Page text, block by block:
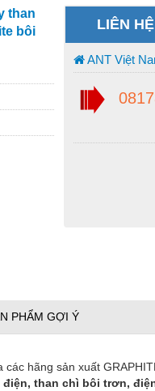
than
bôi
LIÊN
ANT Việt
PHẨM GỢI Ý
hãng sản xuất
than chì bôi trơn,